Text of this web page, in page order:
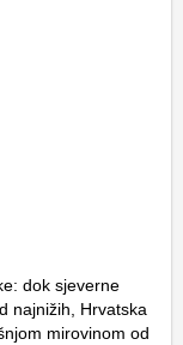
dok sjeverne
najnižih, Hrvatska
mirovinom od